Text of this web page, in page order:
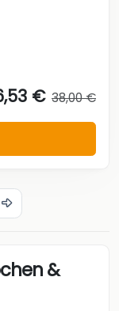
€ 38,00 €
&